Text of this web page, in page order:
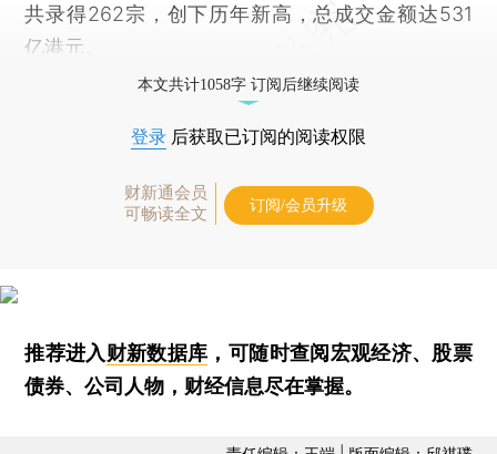
共录得262宗，创下历年新高，总成交金额达531
亿港元。
本文共计1058字 订阅后继续阅读
登录 后获取已订阅的阅读权限
财新通会员
可畅读全文
订阅/会员升级
推荐进入财新数据库 ，可随时查阅宏观经济、股票
债券、公司人物，财经信息尽在掌握。